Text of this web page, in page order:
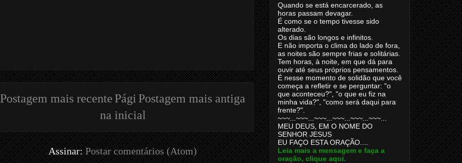
Postagem mais recente Postagem mais antiga
Pági
na inicial
Assinar:Postar comentários (Atom)
Quando se está encarcerado, as
horas passam devagar.
É como se o tempo tivesse sido
alterado.
Os dias são longos e infinitos.
E não importa o clima do lado de fora,
as noites são sempre frias e solitárias.
Tem horas, à noite, em que dá para
ouvir até seus próprios pensamentos.
É nesse momento de solidão que você
começa a refletir e se perguntar: "o
que aconteceu?", "o que eu fiz na
minha vida?", "como será daqui para
frente?".
~~~...~~~...~~~...~~~...~~~...~~~...
MEU DEUS, EM O NOME DO
SENHOR JESUS
EU FAÇO ESTA ORAÇÃO....
Leia mais a mensagem e faça a
oração, clique aqui.